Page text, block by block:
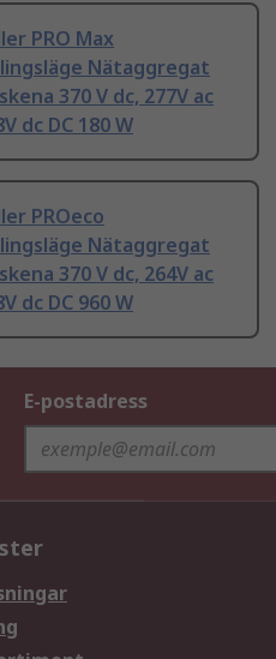
PRO Max
Nätaggregat
370 V dc, 277V ac
dc DC 180 W
PROeco
Nätaggregat
370 V dc, 264V ac
dc DC 960 W
E-postadress